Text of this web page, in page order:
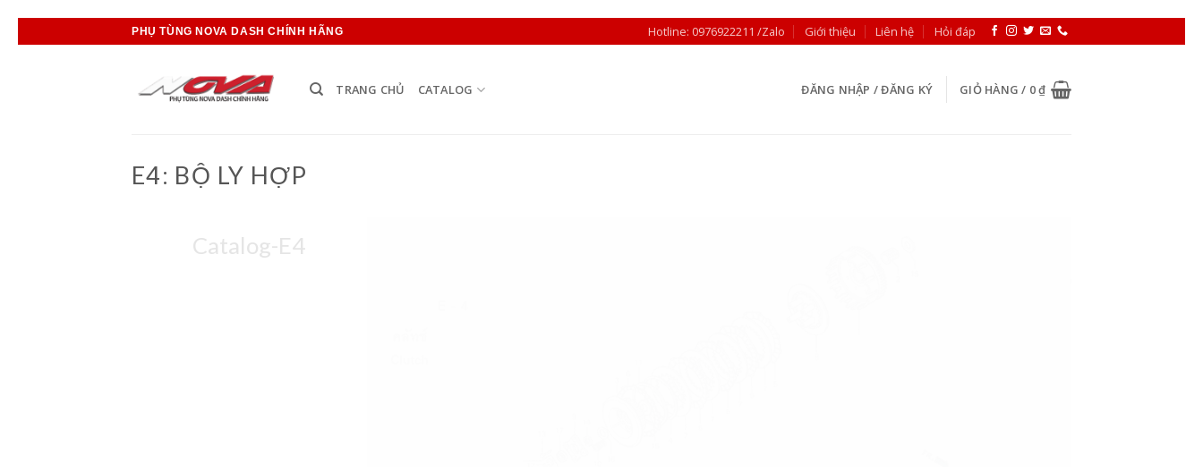
PHỤ TÙNG NOVA DASH CHÍNH HÃNG Hotline: 0976922211 /Zalo Giới thiệu Liên hệ Hỏi đáp
TRANG CHỦ CATALOG ĐĂNG NHẬP / ĐĂNG KÝ GIỎ HÀNG / 0₫
E4: BỘ LY HỢP
Catalog-E4